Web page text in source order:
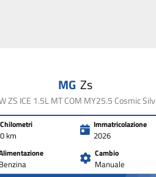
MG Zs
ZS ICE 1.5L MT COM MY25.5 Cosmic
Chilometri
0 km
Immatricolazione
2026
Benzina
Cambio
Manuale